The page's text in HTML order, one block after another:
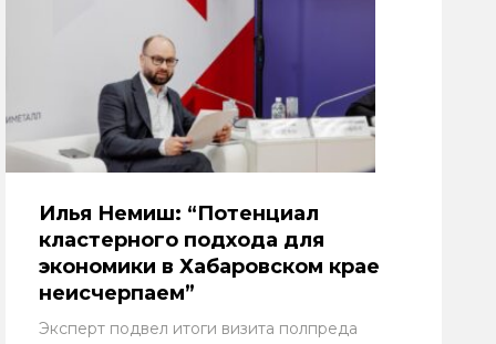
Илья Немиш: “Потенциал
кластерного подхода для
экономики в Хабаровском крае
неисчерпаем”
Эксперт подвел итоги визита полпреда